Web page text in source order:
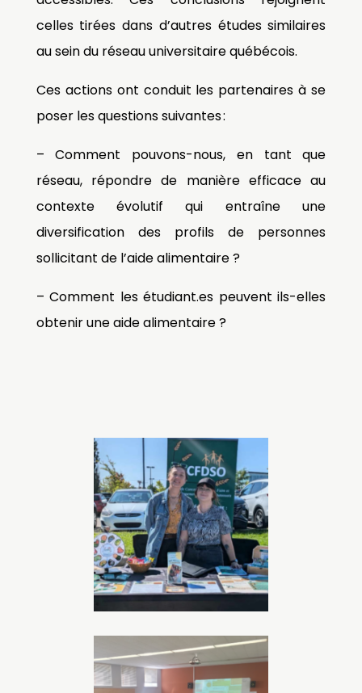
celles tirées dans d’autres études similaires
au sein du réseau universitaire québécois.
Ces actions ont conduit les partenaires à se
poser les questions suivantes :
– Comment pouvons-nous, en tant que
réseau, répondre de manière efficace au
contexte évolutif qui entraîne une
diversification des profils de personnes
sollicitant de l’aide alimentaire ?
– Comment les étudiant.es peuvent ils-elles
obtenir une aide alimentaire ?